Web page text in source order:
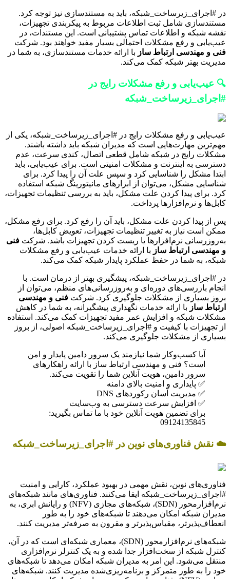
در #اجرای_زیرساخت_شبکه، باید به مستندسازی نیز توجه کرد.
مستندسازی شامل ثبت اطلاعات مربوط به پیکربندی تجهیزات،
نقشه شبکه و اطلاعات تماس پشتیبانی است. این مستندات، در
عیب‌یابی و رفع مشکلات احتمالی بسیار مفید خواهند بود. شرکت
فنی و مهندسی ارتباط ساز با ارائه خدمات مستندسازی، به شما در
مدیریت بهتر شبکه کمک می‌کند.
🔍 عیب‌یابی و رفع مشکلات رایج در
#اجرای_زیرساخت_شبکه
عیب‌یابی و رفع مشکلات رایج در #اجرای_زیرساخت_شبکه، یکی از
مهم‌ترین مهارت‌هایی است که مدیران شبکه باید داشته باشند.
مشکلات رایج در شبکه شامل قطعی اتصال، کندی سرعت، عدم
دسترسی به اینترنت و مشکلات امنیتی است. برای عیب‌یابی، باید
ابتدا مشکل را شناسایی کرد و سپس علت آن را پیدا کرد. برای
شناسایی مشکل، می‌توان از ابزارهای مانیتورینگ شبکه استفاده
کرد. برای پیدا کردن علت مشکل، باید به بررسی تنظیمات تجهیزات،
کابل‌ها و نرم‌افزارها پرداخت.
پس از پیدا کردن علت مشکل، باید آن را رفع کرد. برای رفع مشکل،
ممکن است نیاز به تغییر تنظیمات تجهیزات، تعویض کابل‌ها،
به‌روزرسانی نرم‌افزارها یا ریست کردن تجهیزات باشد. شرکت فنی
و مهندسی ارتباط ساز با ارائه خدمات عیب‌یابی و رفع مشکلات
شبکه، به شما در حفظ عملکرد پایدار شبکه کمک می‌کند.
در #اجرای_زیرساخت_شبکه، پیشگیری بهتر از درمان است. با
انجام بازرسی‌های دوره‌ای و به‌روزرسانی‌های منظم، می‌توان از
بروز بسیاری از مشکلات جلوگیری کرد. شرکت فنی و مهندسی
ارتباط ساز با ارائه خدمات نگهداری پیشگیرانه، به شما در کاهش
مشکلات شبکه و افزایش عمر مفید تجهیزات کمک می‌کند. استفاده
از تجهیزات با کیفیت و #اجرای_زیرساخت_شبکه اصولی، از بروز
بسیاری از مشکلات جلوگیری می‌کند.
آیا کسب‌وکار شما نیازمند یک سرور دامین پایدار و امن
است؟ فنی و مهندسی ارتباط ساز با ارائه راهکارهای
سرور دامین، هویت آنلاین شما را تقویت می‌کند.
✅ پایداری و امنیت بالای دامنه
✅ مدیریت آسان رکوردهای DNS
✅ افزایش سرعت دسترسی به وب‌سایت
برای تضمین هویت آنلاین خود با ما تماس بگیرید:
09124135845
☁️ نقش فناوری‌های نوین در #اجرای_زیرساخت_شبکه
فناوری‌های نوین، نقش مهمی در بهبود عملکرد، کارایی و امنیت
#اجرای_زیرساخت_شبکه ایفا می‌کنند. فناوری‌های مانند شبکه‌های
نرم‌افزارمحور (SDN)، شبکه‌های مجازی (NFV) و رایانش ابری، به
مدیران شبکه امکان می‌دهند تا شبکه‌های خود را به طور
انعطاف‌پذیرتر، مقیاس‌پذیرتر و مقرون به صرفه‌تر مدیریت کنند.
شبکه‌های نرم‌افزارمحور (SDN)، معماری شبکه‌ای است که در آن،
کنترل شبکه از سخت‌افزار جدا شده و به یک کنترلر نرم‌افزاری
منتقل می‌شود. این امر به مدیران شبکه امکان می‌دهد تا شبکه‌های
خود را به طور متمرکز و برنامه‌ریزی‌شده مدیریت کنند. شبکه‌های